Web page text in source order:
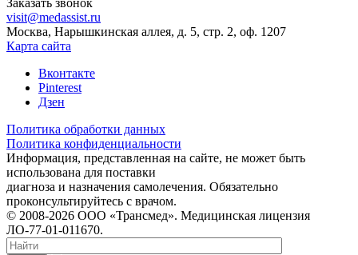
Заказать звонок
visit@medassist.ru
Москва, Нарышкинская аллея, д. 5, стр. 2, оф. 1207
Карта сайта
Вконтакте
Pinterest
Дзен
Политика обработки данных
Политика конфиденциальности
Информация, представленная на сайте, не может быть
использована для поставки
диагноза и назначения самолечения. Обязательно
проконсультируйтесь с врачом.
© 2008-2026 ООО «Трансмед». Медицинская лицензия
ЛО-77-01-011670.